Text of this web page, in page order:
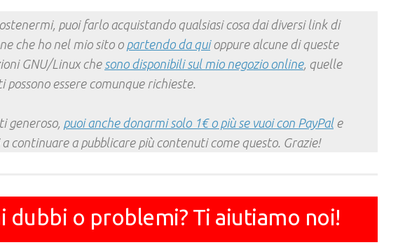
puoi farlo acquistando qualsiasi cosa dai diversi link di
che ho nel mio sito o partendo da quioppure alcune di queste
GNU/Linux chesono disponibili sul mio negozio online, quelle
possono essere comunque richieste.
generoso, puoi anche donarmi solo 1€ o più se vuoi con PayPale
continuare a pubblicare più contenuti come questo. Grazie!
dubbi o problemi? Ti aiutiamo noi!